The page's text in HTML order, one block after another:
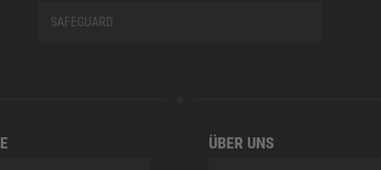
SAFEGUARD
ÜBER UNS